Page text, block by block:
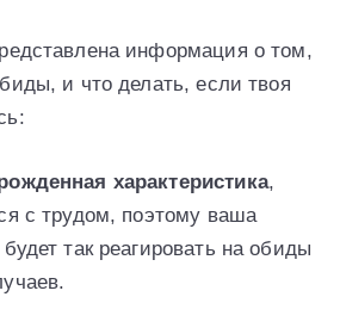
информация о том,
и что делать, если твоя
характеристика,
с трудом, поэтому ваша
так реагировать на обиды